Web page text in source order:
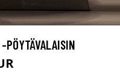
PÖYTÄVALAISIN